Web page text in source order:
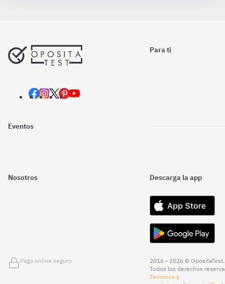
Para ti
Eventos
Nosotros Descarga la app
Pago online seguro
2016 - 2026 © OpositaTest.
Todos los derechos
Términos y